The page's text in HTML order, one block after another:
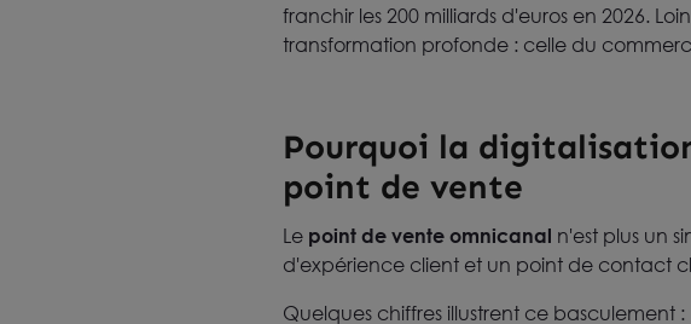
franchir les 200 milliards d'euros en 2026.
transformation profonde : celle du
Pourquoi la
point de vente
Le point de vente omnicanal n'est plus un
d'expérience client et un point de contact
Quelques chiffres illustrent ce basculement :